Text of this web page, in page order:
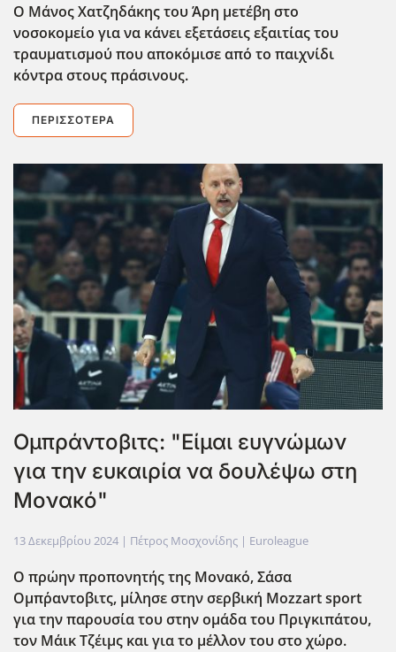
Ο Μάνος Χατζηδάκης του Άρη μετέβη στο
νοσοκομείο για να κάνει εξετάσεις εξαιτίας του
τραυματισμού που αποκόμισε από το παιχνίδι
κόντρα στους πράσινους.
ΠΕΡΙΣΣΌΤΕΡΑ
Ομπράντοβιτς: "Είμαι ευγνώμων
για την ευκαιρία να δουλέψω στη
Μονακό"
13 Δεκεμβρίου 2024 | Πέτρος Μοσχονίδης | Euroleague
Ο πρώην προπονητής της Μονακό, Σάσα
Ομπ΄ραντοβιτς, μίλησε στην σερβική Mozzart sport
για την παρουσία του στην ομάδα του Πριγκιπάτου,
τον Μ΄αικ Τζέιμς και για το μέλλον του στο χώρο.